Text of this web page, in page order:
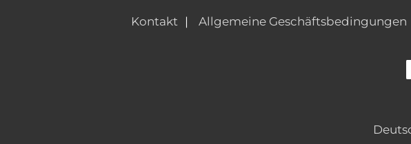
Kontakt Allgemeine Geschäftsbedingungen